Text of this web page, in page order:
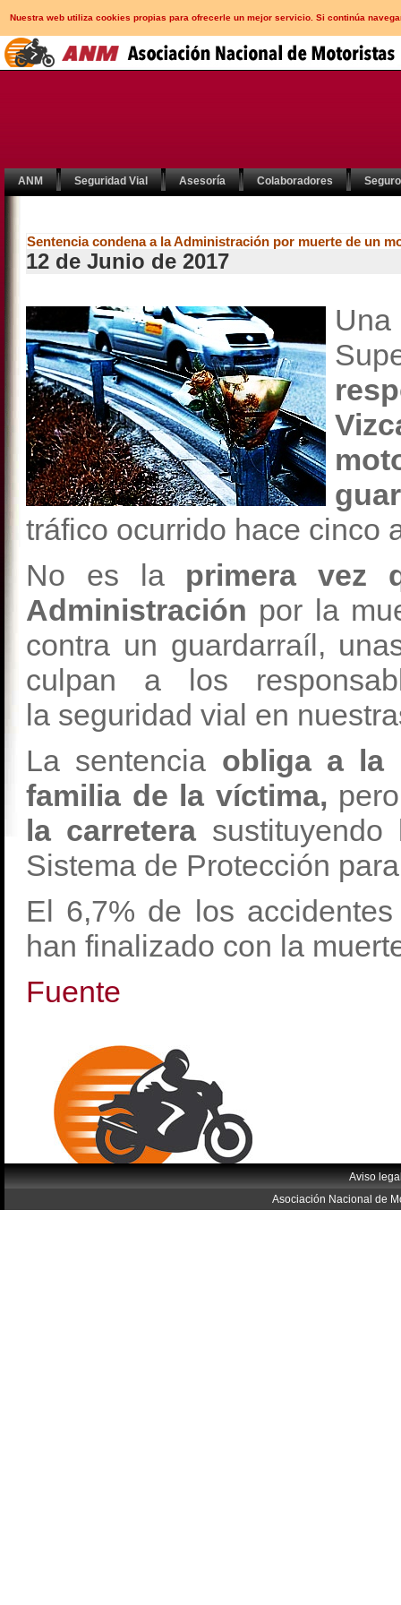
Nuestra web utiliza cookies propias para ofrecerle un mejor servicio. Si continúa
ANM Seguridad Vial Asesoría Colaboradores
Sentencia condena a la Administración por muerte de un
12 de Junio de 2017
tráfico ocurrido hace cinco
No es la primera vez
Administración por la
contra un guardarraíl,
culpan a los
la seguridad vial en
La sentencia obliga a la
familia de la víctima, pero
la carretera
Sistema de Protección
El 6,7% de los
han finalizado con la
Fuente
Aviso
Asociación Nacional de